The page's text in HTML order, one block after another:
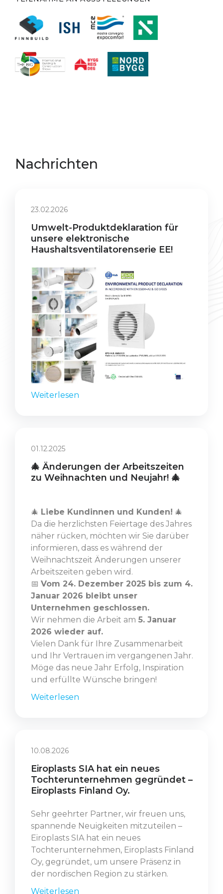
Nachrichten
23.02.2026
Umwelt-Produktdeklaration für
unsere elektronische
Haushaltsventilatorenserie EE!
Weiterlesen
01.12.2025
🎄 Änderungen der Arbeitszeiten
zu Weihnachten und Neujahr! 🎄
🎄 Liebe Kundinnen und Kunden! 🎄
Da die herzlichsten Feiertage des Jahres
näher rücken, möchten wir Sie darüber
informieren, dass es während der
Weihnachtszeit Änderungen unserer
Arbeitszeiten geben wird.
📅 Vom 24. Dezember 2025 bis zum 4.
Januar 2026 bleibt unser
Unternehmen geschlossen.
Wir nehmen die Arbeit am 5. Januar
2026 wieder auf.
Vielen Dank für Ihre Zusammenarbeit
und Ihr Vertrauen im vergangenen Jahr.
Möge das neue Jahr Erfolg, Inspiration
und erfüllte Wünsche bringen!
Weiterlesen
10.08.2026
Eiroplasts SIA hat ein neues
Tochterunternehmen gegründet –
Eiroplasts Finland Oy.
Sehr geehrter Partner, wir freuen uns,
spannende Neuigkeiten mitzuteilen –
Eiroplasts SIA hat ein neues
Tochterunternehmen, Eiroplasts Finland
Oy, gegründet, um unsere Präsenz in
der nordischen Region zu stärken.
Weiterlesen